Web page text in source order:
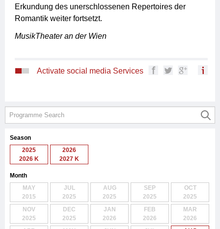
Erkundung des unerschlossenen Repertoires der
Romantik weiter fortsetzt.
MusikTheater an der Wien
Activate social media Services
Season
2025
2026 K
2026
2027 K
Month
MAY
2015
JUL
2025
AUG
2025
SEP
2025
OCT
2025
NOV
2025
DEC
2025
JAN
2026
FEB
2026
MAR
2026